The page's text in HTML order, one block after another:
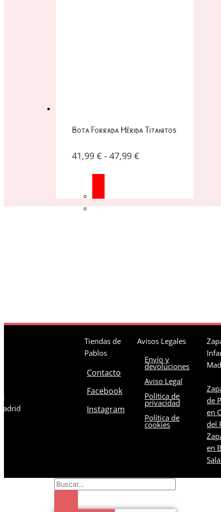
Bota Forrada Mérida Titanitos
41,99 € - 47,99 €
Tiendas de
Pablos
Contacto
Facebook
Instagram
Avisos Legales
Envío y
devoluciones
Aviso Legal
Política de
privacidad
Política de
cookies
de
en
del
en
Search